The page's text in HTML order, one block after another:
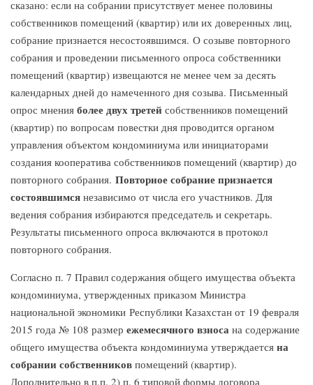
сказано: если на собрании присутствует менее половины
собственников помещений (квартир) или их доверенных лиц,
собрание признается несостоявшимся. О созыве повторного
собрания и проведении письменного опроса собственники
помещений (квартир) извещаются не менее чем за десять
календарных дней до намеченного дня созыва. Письменный
опрос мнения более двух третей собственников помещений
(квартир) по вопросам повестки дня проводится органом
управления объектом кондоминиума или инициаторами
создания кооператива собственников помещений (квартир) до
повторного собрания. Повторное собрание признается
состоявшимся независимо от числа его участников. Для
ведения собрания избираются председатель и секретарь.
Результаты письменного опроса включаются в протокол
повторного собрания.
Согласно п. 7 Правил содержания общего имущества объекта
кондоминиума, утвержденных приказом Министра
национальной экономики Республики Казахстан от 19 февраля
2015 года № 108 размер ежемесячного взноса на содержание
общего имущества объекта кондоминиума утверждается на
собрании собственников помещений (квартир).
Дополнительно в п.п. 2) п. 6 типовой формы договора